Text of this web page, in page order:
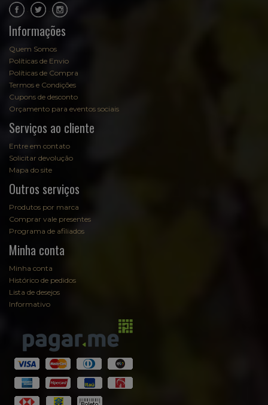
Informações
Quem Somos
Políticas de Envio
Políticas de Compra
Termos e Condições
Cupons de desconto
Orçamento para eventos sociais
Serviços ao cliente
Entre em contato
Solicitar devolução
Mapa do site
Outros serviços
Produtos por marca
Comprar vale presentes
Programa de afiliados
Minha conta
Minha conta
Histórico de pedidos
Lista de desejos
Informativo